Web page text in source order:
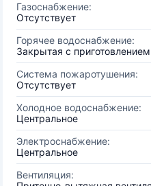
Газоснабжение:
Отсутствует
Горячее водоснабжение:
Закрытая с
Система пожаротушения:
Отсутствует
Холодное водоснабжение:
Центральное
Электроснабжение:
Центральное
Вентиляция: